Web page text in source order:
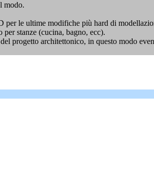
modo.
le ultime modifiche più hard di
stanze (cucina, bagno, ecc).
progetto architettonico, in questo modo